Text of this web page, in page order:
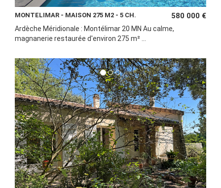
MONTELIMAR - MAISON 275 M2 - 5 CH. 580 000 €
Ardèche Méridionale : Montélimar 20 MN Au calme,
magnanerie restaurée d'environ 275 m² ...